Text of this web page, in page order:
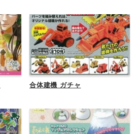
合体建機 ガチャ